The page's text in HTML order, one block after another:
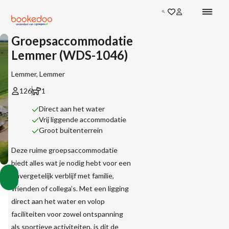
Zoeken
Toon
alle
afbeeldingen
Accommodaties
Vakantiehuizen
in
Nederland
Vakantiehuizen
Friesland
Vakantiehuizen
Lemmer
Groepsaccommodatie
Lemmer
(WDS-
1046)
Groepsaccommodatie
Lemmer (WDS-1046)
Lemmer, Lemmer
126
1
Direct aan het water
Vrij liggende accommodatie
Groot buitenterrein
Deze ruime groepsaccommodatie
biedt alles wat je nodig hebt voor een
onvergetelijk verblijf met familie,
vrienden of collega’s. Met een ligging
direct aan het water en volop
faciliteiten voor zowel ontspanning
als sportieve activiteiten, is dit de